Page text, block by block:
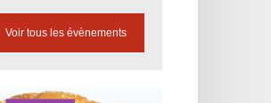
Voir tous les évènements